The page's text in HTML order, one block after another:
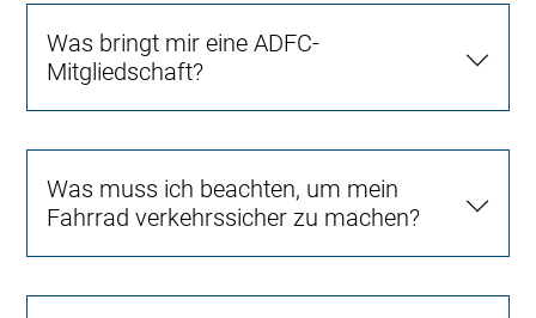
Was bringt mir eine ADFC-
Mitgliedschaft?
Was muss ich beachten, um mein
Fahrrad verkehrssicher zu machen?